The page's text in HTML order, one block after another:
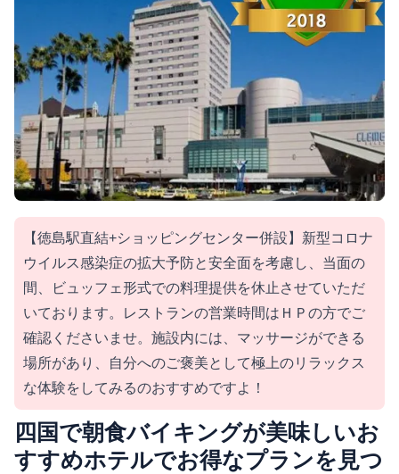
【徳島駅直結+ショッピングセンター併設】新型コロナ
ウイルス感染症の拡大予防と安全面を考慮し、当面の
間、ビュッフェ形式での料理提供を休止させていただ
いております。レストランの営業時間はＨＰの方でご
確認くださいませ。施設内には、マッサージができる
場所があり、自分へのご褒美として極上のリラックス
な体験をしてみるのおすすめですよ！
四国で朝食バイキングが美味しいお
すすめホテルでお得なプランを見つ